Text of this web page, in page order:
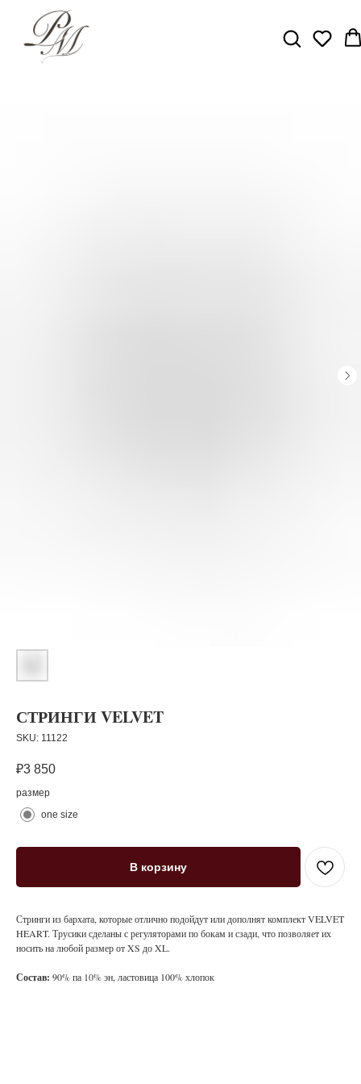
СТРИНГИ VELVET
SKU: 11122
₽3 850
размер
one size
В корзину
Стринги из бархата, которые отлично подойдут или дополнят комплект VELVET
HEART. Трусики сделаны с регуляторами по бокам и сзади, что позволяет их
носить на любой размер от XS до XL.
Состав: 90% па 10% эн, ластовица 100% хлопок